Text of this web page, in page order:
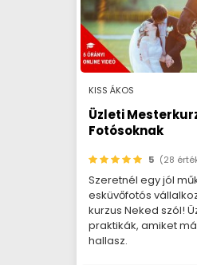
KISS ÁKOS
Üzleti
Fotósoknak
5 (28
Szeretnél egy jól
esküvőfotós
kurzus Neked szól!
praktikák, amiket
hallasz.